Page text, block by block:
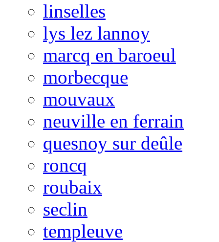
linselles
lys lez lannoy
marcq en baroeul
morbecque
mouvaux
neuville en ferrain
quesnoy sur deûle
roncq
roubaix
seclin
templeuve